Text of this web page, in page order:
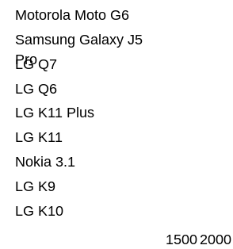
LG K10
LG K9
Nokia 3.1
LG K11
LG K11 Plus
LG Q6
LG Q7
Samsung Galaxy J5
Pro
Motorola Moto G6
15002000